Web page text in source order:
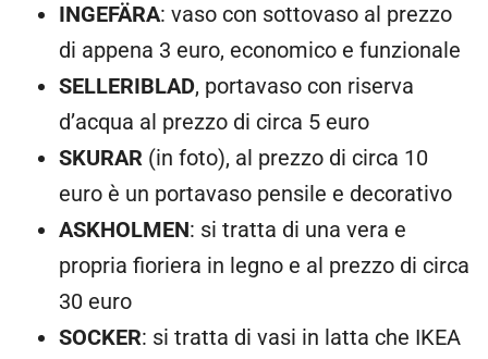
INGEFÄRA: vaso con sottovaso al prezzo
di appena 3 euro, economico e funzionale
SELLERIBLAD, portavaso con riserva
d’acqua al prezzo di circa 5 euro
SKURAR (in foto), al prezzo di circa 10
euro è un portavaso pensile e decorativo
ASKHOLMEN: si tratta di una vera e
propria fioriera in legno e al prezzo di circa
30 euro
SOCKER: si tratta di vasi in latta che IKEA